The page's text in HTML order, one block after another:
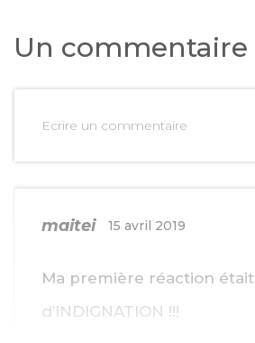
Un commentaire
Ecrire un commentaire
maitei 15 avril 2019
Ma première réaction était
d’INDIGNATION !!!